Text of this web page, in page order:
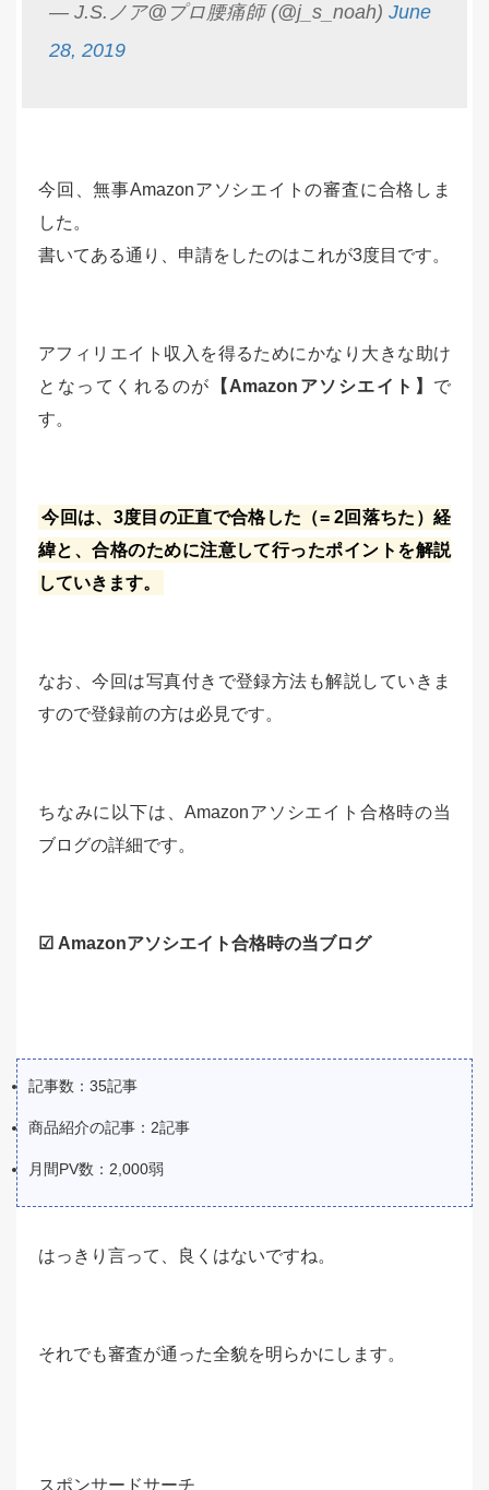
— J.S.ノア@プロ腰痛師 (@j_s_noah) June
28, 2019
今回、無事Amazonアソシエイトの審査に合格しま
した。
書いてある通り、申請をしたのはこれが3度目です。
アフィリエイト収入を得るためにかなり大きな助け
となってくれるのが 【Amazonアソシエイト】 で
す。
今回は、3度目の正直で合格した（= 2回落ちた）経
緯と、合格のために注意して行ったポイントを解説
していきます。
なお、今回は写真付きで登録方法も解説していきま
すので登録前の方は必見です。
ちなみに以下は、Amazonアソシエイト合格時の当
ブログの詳細です。
☑ Amazonアソシエイト合格時の当ブログ
記事数：35記事
商品紹介の記事：2記事
月間PV数：2,000弱
はっきり言って、良くはないですね。
それでも審査が通った全貌を明らかにします。
スポンサードサーチ